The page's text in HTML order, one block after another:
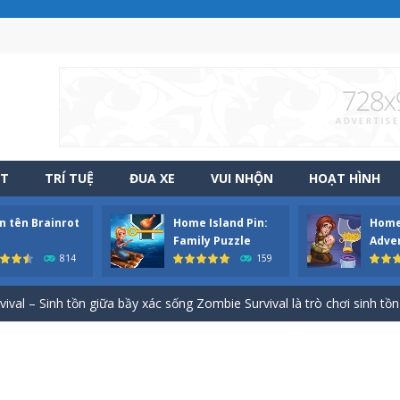
TRÍ TUỆ ĐUA XE VUI NHỘN HOẠT HÌNH
tên Brainrot
814
Home Island Pin:
Family Puzzle
159
đồ đến cho những đứa con qua hành trình gian nan Papa Buzja
Game Squad Assembler: Merge & Fight – Hợp nhất vũ khí, binh lính và
Tralalero Run – Chạy bất tận cùng các nhân vật Italian
Run – Chế tạo vũ khí và bắn hạ kẻ thù Weapon Craft Run là
cổ dài – Thử thách kéo đầu siêu hài hước Skibidi Toilet cổ dài
– Sinh tồn giữa bầy xác sống Zombie Survival là trò chơi sinh
– Vị Vua Trở Lại – Cuộc chiến chống zombie khốc liệt Evony – Vị
– Hành trình rèn luyện cơ bắp vượt ngục lâu đài Trong Obby tập gym